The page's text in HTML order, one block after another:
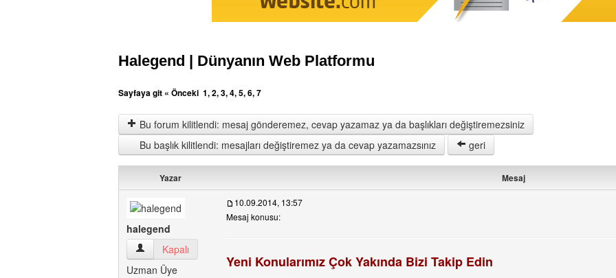
Halegend | Dünyanın Web Platformu
Sayfaya git « Önceki 1,2,3,4,5,6,7
Bu forum kilitlendi: mesaj gönderemez, cevap yazamaz ya da başlıkları değiştiremezsiniz
Bu başlık kilitlendi: mesajları değiştiremez ya da cevap yazamazsınız
geri
Yazar Mesaj
halegend
halegend Kullanıcının profilini görüntüle
Kapalı
Uzman Üye
10.09.2014, 13:57
Mesaj konusu:
Yeni Konularımız Çok Yakında Bizi Takip Edin